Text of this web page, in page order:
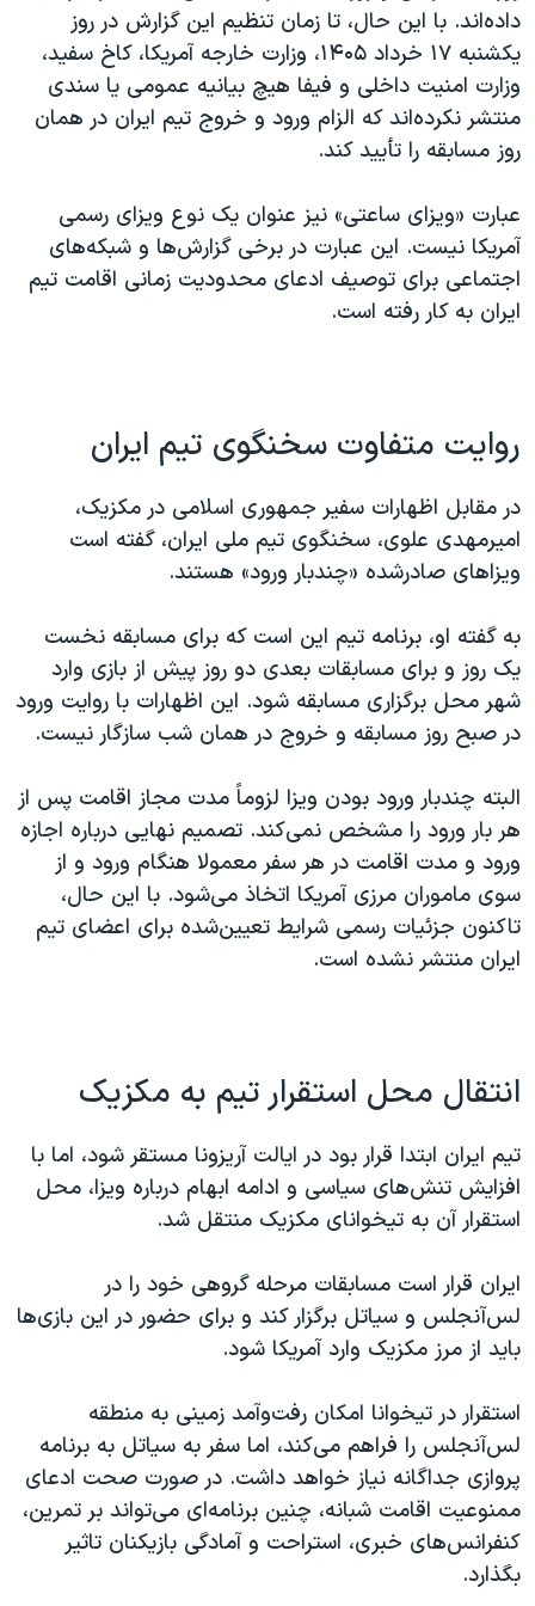
داده‌اند. با این حال، تا زمان تنظیم این گزارش در روز
یکشنبه ۱۷ خرداد ۱۴۰۵، وزارت خارجه آمریکا، کاخ سفید،
وزارت امنیت داخلی و فیفا هیچ بیانیه عمومی یا سندی
منتشر نکرده‌اند که الزام ورود و خروج تیم ایران در همان
روز مسابقه را تأیید کند.
عبارت «ویزای ساعتی» نیز عنوان یک نوع ویزای رسمی
آمریکا نیست. این عبارت در برخی گزارش‌ها و شبکه‌های
اجتماعی برای توصیف ادعای محدودیت زمانی اقامت تیم
ایران به کار رفته است.
روایت متفاوت سخنگوی تیم ایران
در مقابل اظهارات سفیر جمهوری اسلامی در مکزیک،
امیرمهدی علوی، سخنگوی تیم ملی ایران، گفته است
ویزاهای صادرشده «چندبار ورود» هستند.
به گفته او، برنامه تیم این است که برای مسابقه نخست
یک روز و برای مسابقات بعدی دو روز پیش از بازی وارد
شهر محل برگزاری مسابقه شود. این اظهارات با روایت ورود
در صبح روز مسابقه و خروج در همان شب سازگار نیست.
البته چندبار ورود بودن ویزا لزوماً مدت مجاز اقامت پس از
هر بار ورود را مشخص نمی‌کند. تصمیم نهایی درباره اجازه
ورود و مدت اقامت در هر سفر معمولا هنگام ورود و از
سوی ماموران مرزی آمریکا اتخاذ می‌شود. با این حال،
تاکنون جزئیات رسمی شرایط تعیین‌شده برای اعضای تیم
ایران منتشر نشده است.
انتقال محل استقرار تیم به مکزیک
تیم ایران ابتدا قرار بود در ایالت آریزونا مستقر شود، اما با
افزایش تنش‌های سیاسی و ادامه ابهام درباره ویزا، محل
استقرار آن به تیخوانای مکزیک منتقل شد.
ایران قرار است مسابقات مرحله گروهی خود را در
لس‌آنجلس و سیاتل برگزار کند و برای حضور در این بازی‌ها
باید از مرز مکزیک وارد آمریکا شود.
استقرار در تیخوانا امکان رفت‌وآمد زمینی به منطقه
لس‌آنجلس را فراهم می‌کند، اما سفر به سیاتل به برنامه
پروازی جداگانه نیاز خواهد داشت. در صورت صحت ادعای
ممنوعیت اقامت شبانه، چنین برنامه‌ای می‌تواند بر تمرین،
کنفرانس‌های خبری، استراحت و آمادگی بازیکنان تاثیر
بگذارد.